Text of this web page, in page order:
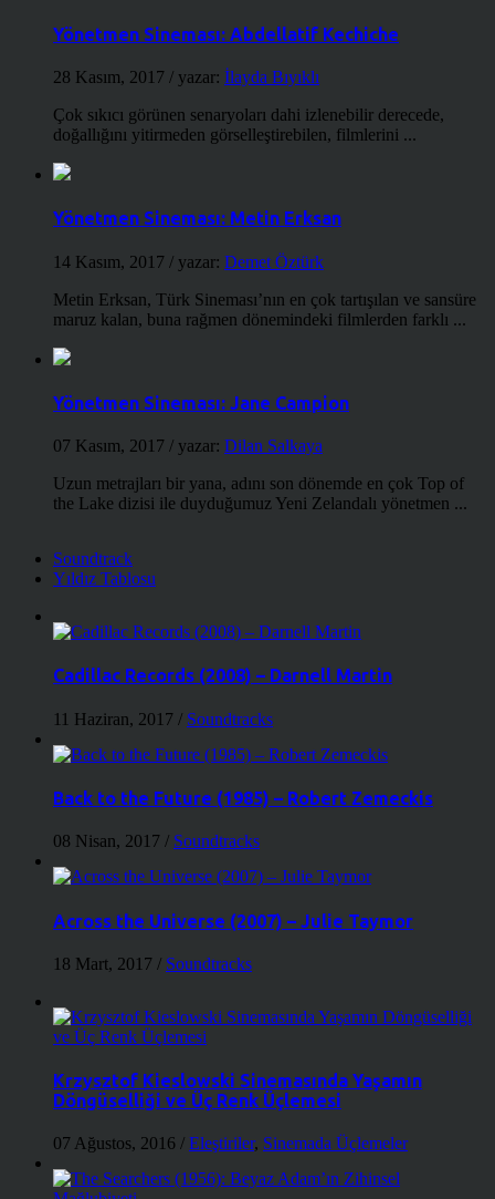
Yönetmen Sineması: Abdellatif Kechiche
28 Kasım, 2017 / yazar: İlayda Bıyıklı
Çok sıkıcı görünen senaryoları dahi izlenebilir derecede,
doğallığını yitirmeden görselleştirebilen, filmlerini ...
Yönetmen Sineması: Metin Erksan
14 Kasım, 2017 / yazar: Demet Öztürk
Metin Erksan, Türk Sineması’nın en çok tartışılan ve sansüre
maruz kalan, buna rağmen dönemindeki filmlerden farklı ...
Yönetmen Sineması: Jane Campion
07 Kasım, 2017 / yazar: Dilan Salkaya
Uzun metrajları bir yana, adını son dönemde en çok Top of
the Lake dizisi ile duyduğumuz Yeni Zelandalı yönetmen ...
Soundtrack
Yıldız Tablosu
Cadillac Records (2008) – Darnell Martin
11 Haziran, 2017 / Soundtracks
Back to the Future (1985) – Robert Zemeckis
08 Nisan, 2017 / Soundtracks
Across the Universe (2007) – Julie Taymor
18 Mart, 2017 / Soundtracks
Krzysztof Kieslowski Sinemasında Yaşamın
Döngüselliği ve Üç Renk Üçlemesi
07 Ağustos, 2016 / Eleştiriler, Sinemada Üçlemeler